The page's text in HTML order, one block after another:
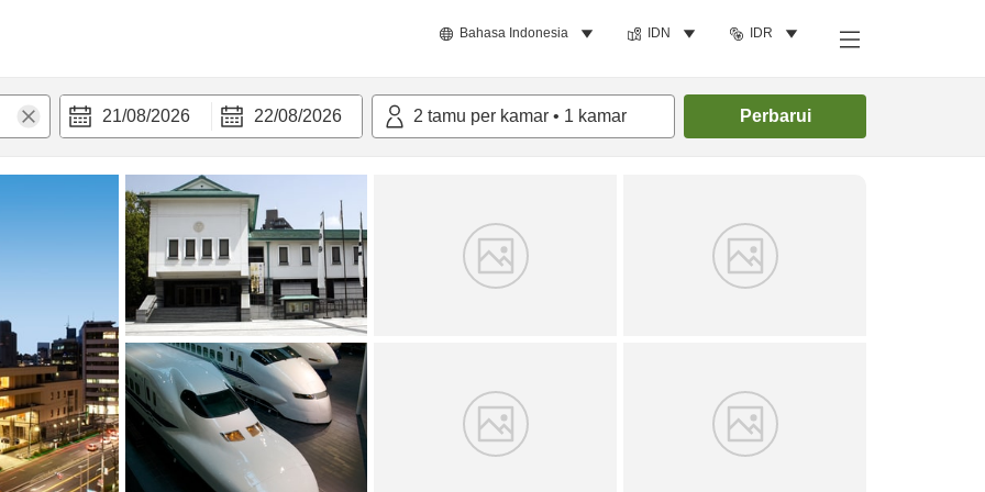
Bahasa Indonesia IDN IDR
21/08/2026 22/08/2026 2 tamu per kamar • 1 kamar Perbarui
Cari kamar